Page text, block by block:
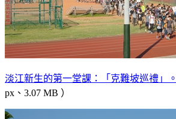
淡江新生的第一堂課：「克難坡巡禮」。
px、3.07 MB ）